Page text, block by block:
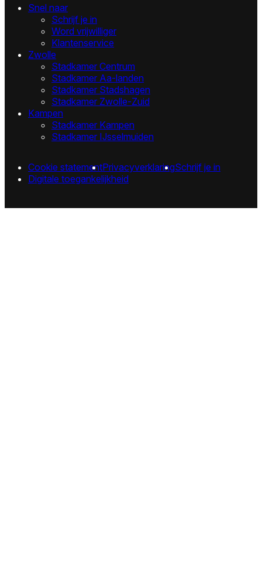
Snel naar
Schrijf je in
Word vrijwilliger
Klantenservice
Zwolle
Stadkamer Centrum
Stadkamer Aa-landen
Stadkamer Stadshagen
Stadkamer Zwolle-Zuid
Kampen
Stadkamer Kampen
Stadkamer IJsselmuiden
Cookie statementPrivacyverklaringSchrijf je in
Digitale toegankelijkheid